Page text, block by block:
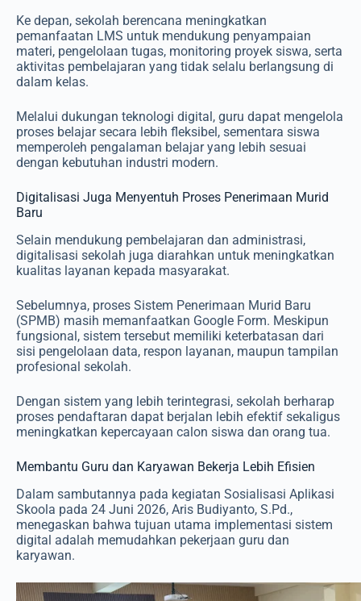
Ke depan, sekolah berencana meningkatkan
pemanfaatan LMS untuk mendukung penyampaian
materi, pengelolaan tugas, monitoring proyek siswa, serta
aktivitas pembelajaran yang tidak selalu berlangsung di
dalam kelas.
Melalui dukungan teknologi digital, guru dapat mengelola
proses belajar secara lebih fleksibel, sementara siswa
memperoleh pengalaman belajar yang lebih sesuai
dengan kebutuhan industri modern.
Digitalisasi Juga Menyentuh Proses Penerimaan Murid
Baru
Selain mendukung pembelajaran dan administrasi,
digitalisasi sekolah juga diarahkan untuk meningkatkan
kualitas layanan kepada masyarakat.
Sebelumnya, proses Sistem Penerimaan Murid Baru
(SPMB) masih memanfaatkan Google Form. Meskipun
fungsional, sistem tersebut memiliki keterbatasan dari
sisi pengelolaan data, respon layanan, maupun tampilan
profesional sekolah.
Dengan sistem yang lebih terintegrasi, sekolah berharap
proses pendaftaran dapat berjalan lebih efektif sekaligus
meningkatkan kepercayaan calon siswa dan orang tua.
Membantu Guru dan Karyawan Bekerja Lebih Efisien
Dalam sambutannya pada kegiatan Sosialisasi Aplikasi
Skoola pada 24 Juni 2026, Aris Budiyanto, S.Pd.,
menegaskan bahwa tujuan utama implementasi sistem
digital adalah memudahkan pekerjaan guru dan
karyawan.